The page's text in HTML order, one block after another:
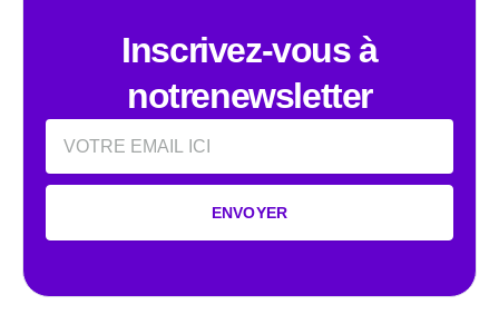
Inscrivez-vous à
notrenewsletter
Email
ENVOYER